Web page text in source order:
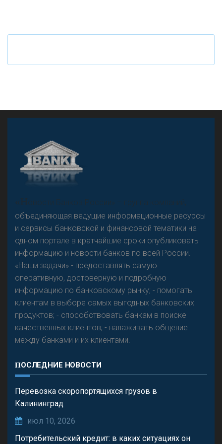
Резкого разворота на рынке автокредитов не
предвидится - «Интервью»
Что будет с наличными деньгами при цифровом
«Н
овости Банков России» – группа компаний,
объединяющая ведущие информационные ресурсы
и сервисы банковской и финансовой тематики на
одном портале в кратчайшие сроки опубликовать
информацию и новости банков по всей России.
«Наши задачи» - предоставлять самую
оперативную, достоверную и подробную
информацию по банковскому рынку; - помогать
клиентам в выборе самых выгодных банковских
продуктов; - способствовать банкам в поиске
качественных клиентов; - налаживать общение
между банками и их клиентами.
ПОСЛЕДНИЕ НОВОСТИ
Перевозка скоропортящихся грузов в
Калининград
июл 10, 2026
Потребительский кредит: в каких ситуациях он